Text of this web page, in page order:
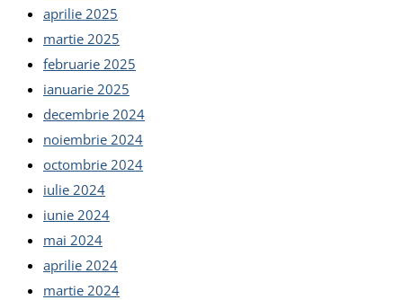
aprilie 2025
martie 2025
februarie 2025
ianuarie 2025
decembrie 2024
noiembrie 2024
octombrie 2024
iulie 2024
iunie 2024
mai 2024
aprilie 2024
martie 2024